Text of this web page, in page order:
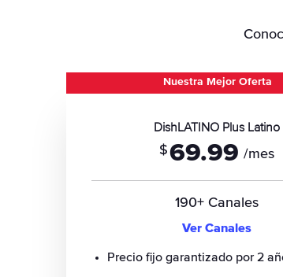
Nuestra Mejor Oferta
DishLATINO Plus Latino
$69.99 /mes
190+ Canales
Ver Canales
Precio fijo garantizado por 2